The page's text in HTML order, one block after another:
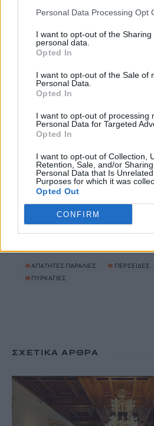
Personal Data Processing Opt
I want to opt-out of the Sharing
personal data.
Opted In
I want to opt-out of the Sale of
Personal Data.
Opted In
I want to opt-out of processing
Personal Data for Targeted
Opted In
I want to opt-out of Collection,
Retention, Sale, and/or
Personal Data that Is
Purposes for which it was
Opted Out
CONFIRM
8 Αυγούστου, 2026
Άνοια: Ποια είναι τα επαγγέλματα
8 Αυγούστου, 2026
Η προϋπόθεση
8 Αυγούστου, 2026
Θεατρική αφήγηση «Έρευσεν ύδωρ»
Κεφαλά
8 Αυγούστου, 2026
#ΑΠΑΤΗΤΕΣ ΠΑΡΑΛΙΕΣ # ΠΕΡΣΕΙΔΕΣ
# ΠΥΡΚΑΓΙΕΣ
ΣΧΕΤΙΚΆ ΆΡΘΡΑ